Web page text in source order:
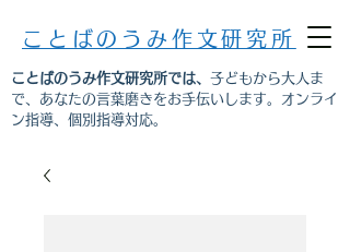
ことばのうみ作文研究所
ことばのうみ作文研究所では、 子どもから大人ま
で、あなたの言葉磨きをお手伝いします。オンライ
ン指導、個別指導対応。